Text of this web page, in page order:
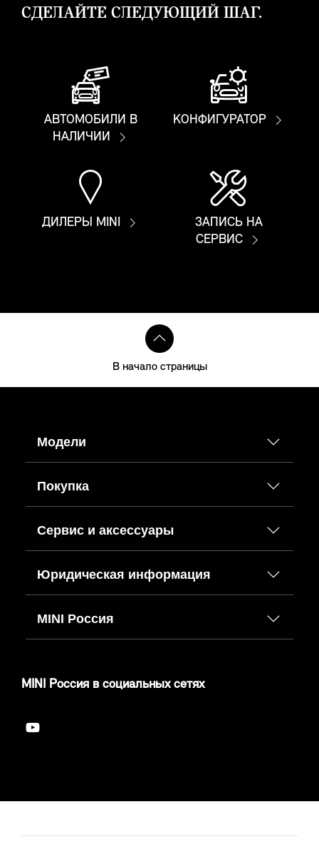
СДЕЛАЙТЕ СЛЕДУЮЩИЙ ШАГ.
АВТОМОБИЛИ В
НАЛИЧИИ
КОНФИГУРАТОР
ДИЛЕРЫ MINI
ЗАПИСЬ НА
СЕРВИС
В начало страницы
Модели
Покупка
Сервис и аксессуары
Юридическая информация
MINI Россия
MINI Россия в социальных сетях